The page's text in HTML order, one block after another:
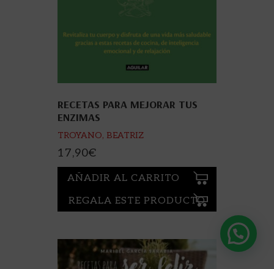
RECETAS PARA MEJORAR TUS
ENZIMAS
TROYANO, BEATRIZ
17,90€
AÑADIR AL CARRITO
REGALA ESTE PRODUCTO